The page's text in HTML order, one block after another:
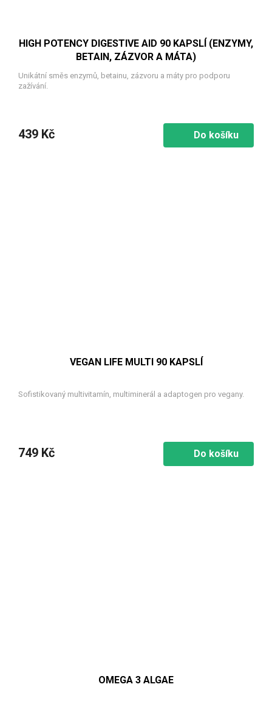
HIGH POTENCY DIGESTIVE AID 90 KAPSLÍ (ENZYMY,
BETAIN, ZÁZVOR A MÁTA)
Unikátní směs enzymů, betainu, zázvoru a máty pro podporu
zažívání.
439 Kč Do košíku
VEGAN LIFE MULTI 90 KAPSLÍ
Sofistikovaný multivitamín, multiminerál a adaptogen pro vegany.
749 Kč Do košíku
OMEGA 3 ALGAE